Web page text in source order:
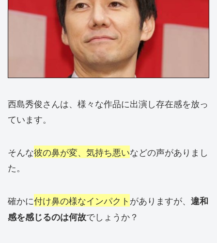
西島秀俊さんは、様々な作品に出演し存在感を放っ
ています。
そんな彼の鼻が変、気持ち悪いなどの声がありまし
た。
確かに付け鼻の様なインパクトがありますが、 違和
感を感じるのは何故でしょうか？